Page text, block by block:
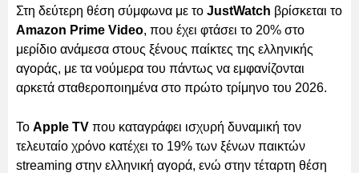
Στη δεύτερη θέση σύμφωνα με το JustWatch βρίσκεται το
Amazon Prime Video, που έχει φτάσει το 20% στο
μερίδιο ανάμεσα στους ξένους παίκτες της ελληνικής
αγοράς, με τα νούμερα του πάντως να εμφανίζονται
αρκετά σταθεροποιημένα στο πρώτο τρίμηνο του 2026.
Το Apple TV που καταγράφει ισχυρή δυναμική τον
τελευταίο χρόνο κατέχει το 19% των ξένων παικτών
streaming στην ελληνική αγορά, ενώ στην τέταρτη θέση